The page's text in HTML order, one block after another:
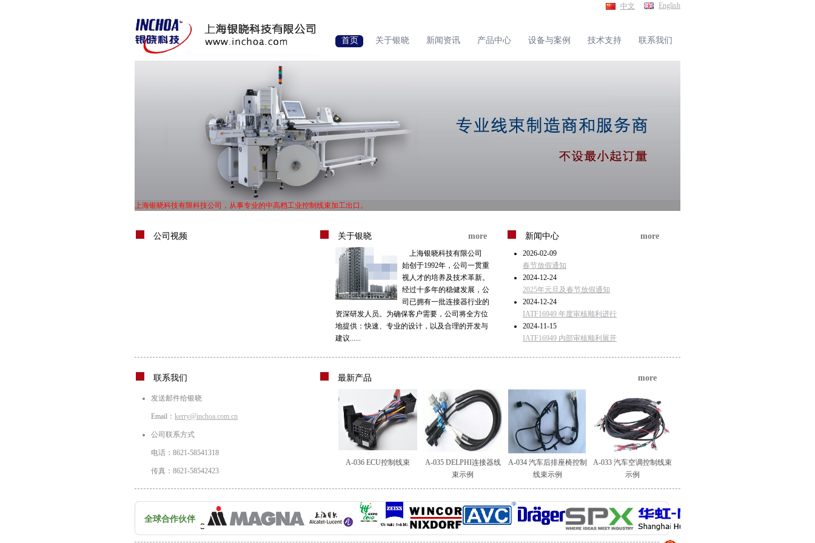
English
中文
首页 关于银晓 新闻资讯 产品中心 设备与案例 技术支持 联系我们
上海银晓科技有限科技公司，从事专业的中高档工业控制线束加工出口。
UL体系认证，TS16949体系认证，ISO9001体系认证，ISO14000体系认证。
公司视频 more
关于银晓
上海银晓科技有限公司
始创于1992年，公司一贯重
视人才的培养及技术革新。
经过十多年的稳健发展，公
司已拥有一批连接器行业的
资深研发人员。为确保客户需要，公司将全方位
地提供：快速、专业的设计，以及合理的开发与
建议......
more
新闻中心
2026-02-09
春节放假通知
2024-12-24
2025年元旦及春节放假通知
2024-12-24
IATF16949 年度审核顺利进行
2024-11-15
IATF16949 内部审核顺利展开
联系我们
发送邮件给银晓
Email： kerry@inchoa.com.cn
公司联系方式
电话：8621-58541318
传真：8621-58542423
more
最新产品
A-036 ECU控制线束
A-035 DELPHI连接器线
束示例
A-034 汽车后排座椅控制
线束示例
A-033 汽车空调控制线束
示例
全球合作伙伴